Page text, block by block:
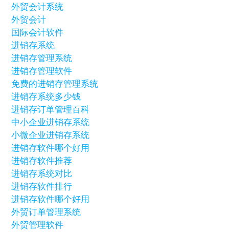
外贸会计系统
外贸会计
国际会计软件
进销存系统
进销存管理系统
进销存管理软件
免费的进销存管理系统
进销存系统多少钱
进销存订单管理百科
中小企业进销存系统
小微企业进销存系统
进销存软件哪个好用
进销存软件推荐
进销存系统对比
进销存软件排行
进销存软件哪个好用
外贸订单管理系统
外贸管理软件